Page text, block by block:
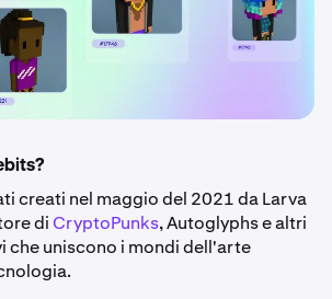
creati nel maggio del 2021 da Larva
di CryptoPunks, Autoglyphs e altri
che uniscono i mondi dell'arte